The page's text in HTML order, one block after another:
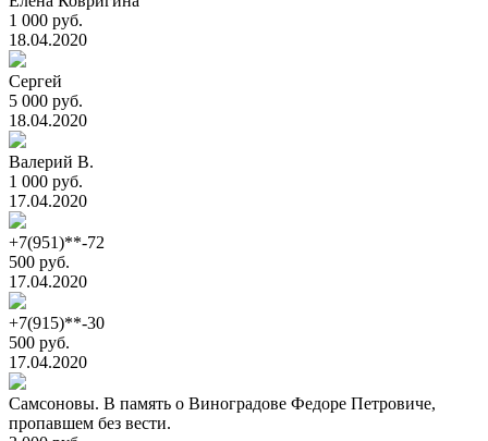
1 000 руб.
18.04.2020
Сергей
5 000 руб.
18.04.2020
Валерий В.
1 000 руб.
17.04.2020
+7(951)**-72
500 руб.
17.04.2020
+7(915)**-30
500 руб.
17.04.2020
Самсоновы. В память о Виноградове Федоре Петровиче,
пропавшем без вести.